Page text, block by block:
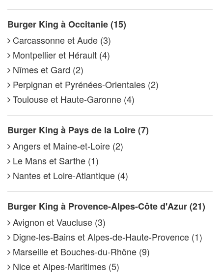
Burger King à Occitanie (15)
Carcassonne et Aude (3)
Montpellier et Hérault (4)
Nîmes et Gard (2)
Perpignan et Pyrénées-Orientales (2)
Toulouse et Haute-Garonne (4)
Burger King à Pays de la Loire (7)
Angers et Maine-et-Loire (2)
Le Mans et Sarthe (1)
Nantes et Loire-Atlantique (4)
Burger King à Provence-Alpes-Côte d'Azur (21)
Avignon et Vaucluse (3)
Digne-les-Bains et Alpes-de-Haute-Provence (1)
Marseille et Bouches-du-Rhône (9)
Nice et Alpes-Maritimes (5)